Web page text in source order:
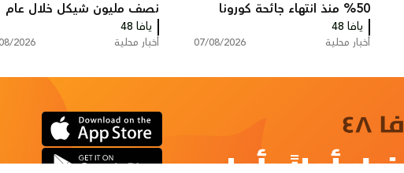
50% منذ انتهاء جائحة كورونا
وخسائر ضريبية بمليارات
الشواكل
يافا 48
أخبار محلية 07/08/2026
نصف مليون شيكل خلال عام
واحد في البلاد
يافا 48
أخبار محلية 2026